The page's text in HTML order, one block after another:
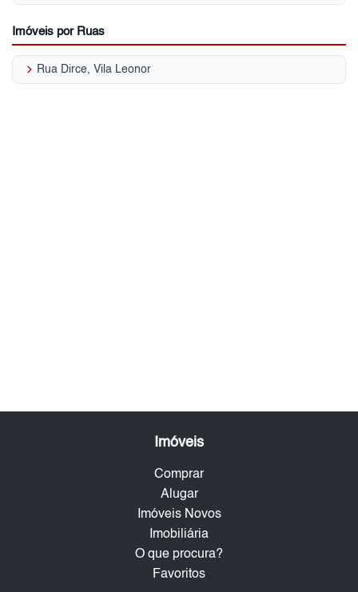
Imóveis por Ruas
keyboard_arrow_right Rua Dirce, Vila Leonor
Imóveis
Comprar
Alugar
Imóveis Novos
Imobiliária
O que procura?
Favoritos